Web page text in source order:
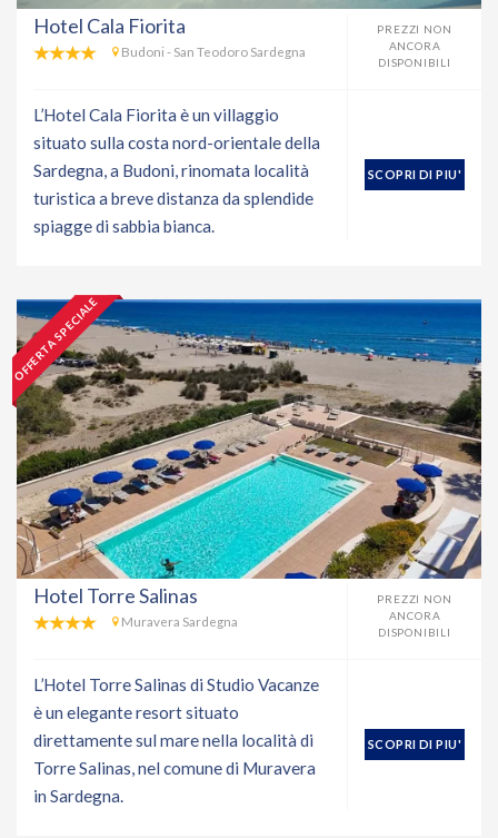
Hotel Cala Fiorita
Budoni - San Teodoro Sardegna
PREZZI NON
ANCORA
DISPONIBILI
L’Hotel Cala Fiorita è un villaggio
situato sulla costa nord-orientale della
Sardegna, a Budoni, rinomata località
turistica a breve distanza da splendide
spiagge di sabbia bianca.
SCOPRI DI PIU'
OFFERTA SPECIALE
Hotel Torre Salinas
Muravera Sardegna
PREZZI NON
ANCORA
DISPONIBILI
L’Hotel Torre Salinas di Studio Vacanze
è un elegante resort situato
direttamente sul mare nella località di
Torre Salinas, nel comune di Muravera
in Sardegna.
SCOPRI DI PIU'